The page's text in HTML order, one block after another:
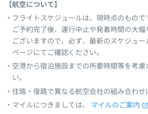
【航空について】
フライトスケジュールは、現時点のもので
ご予約完了後、運行中止や発着時間の大
ございますので、必ず、最新のスケジュ
ページにてご確認ください。
空港から宿泊施設までの所要時間等を考慮
い。
往路・復路で異なる航空会社の組み合わせ
マイルにつきましては、
マイルのご案内